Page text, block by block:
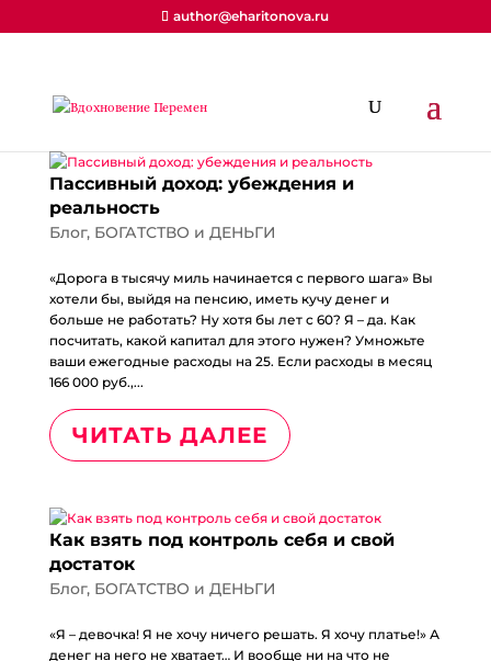
author@eharitonova.ru
Пассивный доход: убеждения и
реальность
Блог, БОГАТСТВО и ДЕНЬГИ
«Дорога в тысячу миль начинается с первого шага» Вы
хотели бы, выйдя на пенсию, иметь кучу денег и
больше не работать? Ну хотя бы лет с 60? Я – да. Как
посчитать, какой капитал для этого нужен? Умножьте
ваши ежегодные расходы на 25. Если расходы в месяц
166 000 руб.,...
ЧИТАТЬ ДАЛЕЕ
Как взять под контроль себя и свой
достаток
Блог, БОГАТСТВО и ДЕНЬГИ
«Я – девочка! Я не хочу ничего решать. Я хочу платье!» А
денег на него не хватает… И вообще ни на что не